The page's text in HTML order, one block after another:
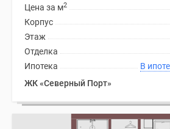
Цена за м2
Корпус
Этаж
Отделка
Ипотека
ЖК «Северный Порт»